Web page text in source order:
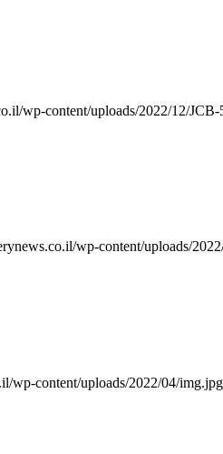
wp-content/uploads/2022/12/
wp-content/uploads/
wp-content/uploads/2022/04/img.jpg